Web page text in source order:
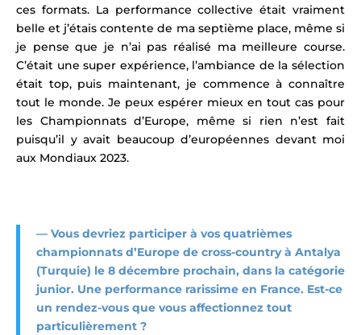
ces formats. La performance collective était vraiment
belle et j’étais contente de ma septième place, même si
je pense que je n’ai pas réalisé ma meilleure course.
C’était une super expérience, l’ambiance de la sélection
était top, puis maintenant, je commence à connaître
tout le monde. Je peux espérer mieux en tout cas pour
les Championnats d’Europe, même si rien n’est fait
puisqu’il y avait beaucoup d’européennes devant moi
aux Mondiaux 2023.
— Vous devriez participer à vos quatrièmes
championnats d’Europe de cross-country à Antalya
(Turquie) le 8 décembre prochain, dans la catégorie
junior. Une performance rarissime en France. Est-ce
un rendez-vous que vous affectionnez tout
particulièrement ?